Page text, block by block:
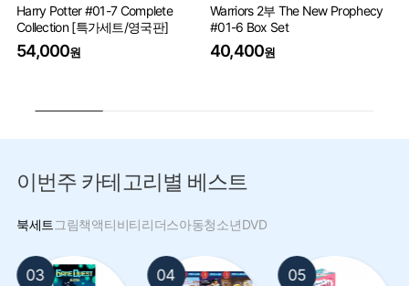
Harry Potter #01-7 Complete
Collection [특가세트/영국판]
54,000원
Warriors 2부 The New Prophecy
#01-6 Box Set
40,400원
이번주 카테고리별 베스트
북세트 그림책액티비티리더스아동청소년DVD
03 04 05